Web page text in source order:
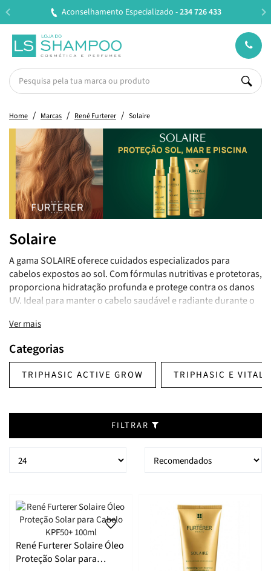
Aconselhamento Especializado -234 726 433
Home Marcas René Furterer Solaire
Solaire
A gama SOLAIRE oferece cuidados especializados para
cabelos expostos ao sol. Com fórmulas nutritivas e protetoras,
proporciona hidratação profunda e protege contra os danos
UV. Ideal para manter o cabelo saudável e radiante durante o
Ver mais
Categorias
TRIPHASIC ACTIVE GROW TRIPHASIC E
FILTRAR
René Furterer Solaire Óleo
Proteção Solar para